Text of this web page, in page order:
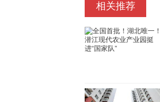
相关推荐